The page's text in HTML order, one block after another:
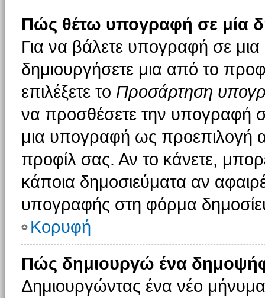
Πώς θέτω υπογραφή σε μία
Για να βάλετε υπογραφή σε
δημιουργήσετε μια από το
επιλέξετε το Προσάρτηση
να προσθέσετε την υπογραφή
μια υπογραφή ως προεπιλογή
προφίλ σας. Αν το κάνετε,
κάποια δημοσιεύματα αν
υπογραφής στη φόρμα
Κορυφή
Πώς δημιουργώ ένα
Δημιουργώντας ένα νέο